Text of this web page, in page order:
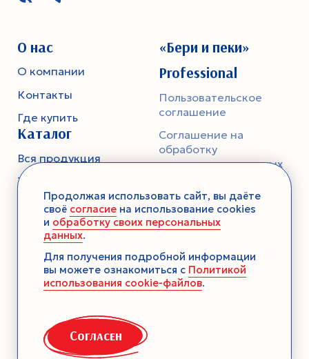
О нас
О компании
Контакты
Где купить
Каталог
Вся продукция
Тесто
Смеси-помощники
Ароматика
Десерты без выпечки
Консервация
Семена
«Бери и пеки»
Professional
Пользовательское
соглашение
Соглашение на
обработку
персональных данных
конфиденциальности
Продолжая использовать сайт, вы даёте
своё согласие на использование cookies
и обработку своих персональных
данных.
Для получения подробной информации
вы можете ознакомиться с Политикой
использования cookie-файлов.
Согласен